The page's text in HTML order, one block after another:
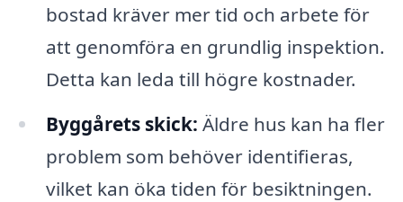
bostad kräver mer tid och arbete för
att genomföra en grundlig inspektion.
Detta kan leda till högre kostnader.
Byggårets skick: Äldre hus kan ha fler
problem som behöver identifieras,
vilket kan öka tiden för besiktningen.